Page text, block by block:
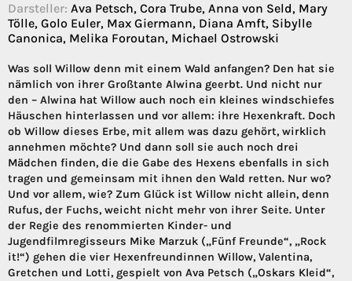
Darsteller: Ava Petsch, Cora Trube, Anna von Seld, Mary
Tölle, Golo Euler, Max Giermann, Diana Amft, Sibylle
Canonica, Melika Foroutan, Michael Ostrowski
Was soll Willow denn mit einem Wald anfangen? Den hat sie
nämlich von ihrer Großtante Alwina geerbt. Und nicht nur
den – Alwina hat Willow auch noch ein kleines windschiefes
Häuschen hinterlassen und vor allem: ihre Hexenkraft. Doch
ob Willow dieses Erbe, mit allem was dazu gehört, wirklich
annehmen möchte? Und dann soll sie auch noch drei
Mädchen finden, die die Gabe des Hexens ebenfalls in sich
tragen und gemeinsam mit ihnen den Wald retten. Nur wo?
Und vor allem, wie? Zum Glück ist Willow nicht allein, denn
Rufus, der Fuchs, weicht nicht mehr von ihrer Seite. Unter
der Regie des renommierten Kinder- und
Jugendfilmregisseurs Mike Marzuk („Fünf Freunde“, „Rock
it!“) gehen die vier Hexenfreundinnen Willow, Valentina,
Gretchen und Lotti, gespielt von Ava Petsch („Oskars Kleid“,